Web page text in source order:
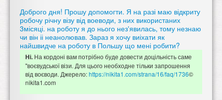
Доброго дня! Прошу допомогти. Я на разі маю відкриту
робочу річну візу від воеводи, з них використаних
3місяці. на роботу я до нього нез'явилась, тому незнаю
чи він іі неанолював. Зараз я хочу виіхати як
найшвидче на роботу в Польшу що мені робити?
Ні. На кордоні вам потрібно буде довести доцільність саме
"воєвудської візи. Для цього необходне тільки запрошення
від воєводи. Джерело:https://nikita1.com/strana/16/faq/1736©
nikita1.com